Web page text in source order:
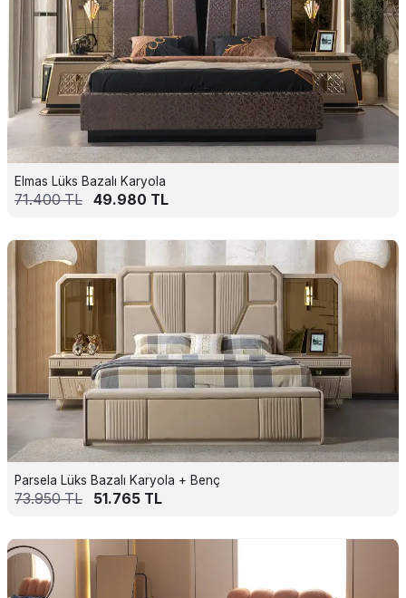
Elmas Lüks Bazalı Karyola
71.400TL 49.980 TL
Parsela Lüks Bazalı Karyola + Benç
73.950TL 51.765 TL